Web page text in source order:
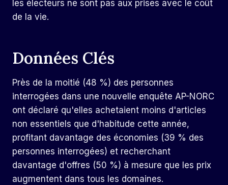
les électeurs ne sont pas aux prises avec le coût
de la vie.
Données Clés
Près de la moitié (48 %) des personnes
interrogées dans une nouvelle enquête AP-NORC
ont déclaré qu'elles achetaient moins d'articles
non essentiels que d'habitude cette année,
profitant davantage des économies (39 % des
personnes interrogées) et recherchant
davantage d'offres (50 %) à mesure que les prix
augmentent dans tous les domaines.